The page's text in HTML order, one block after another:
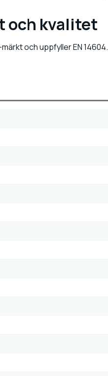
och kvalitet
och uppfyller EN 14604.